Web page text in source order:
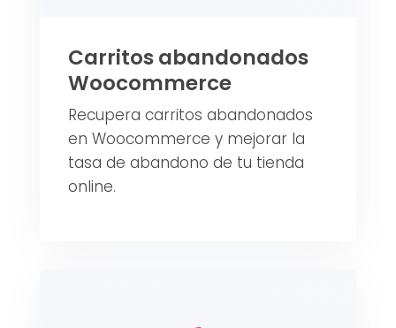
Carritos abandonados
Woocommerce
Recupera carritos abandonados
en Woocommerce y mejorar la
tasa de abandono de tu tienda
online.